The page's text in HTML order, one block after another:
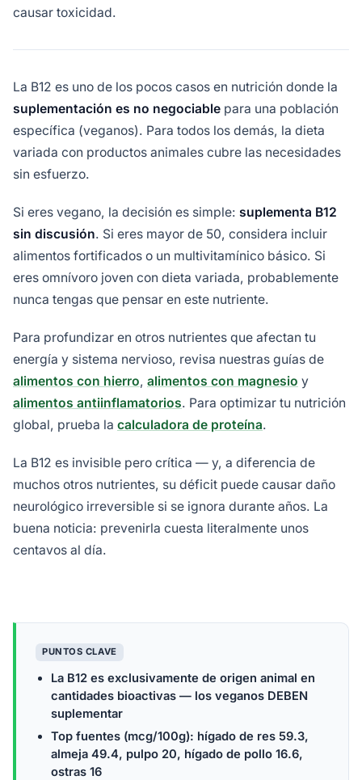
causar toxicidad.
La B12 es uno de los pocos casos en nutrición donde la
suplementación es no negociable para una población
específica (veganos). Para todos los demás, la dieta
variada con productos animales cubre las necesidades
sin esfuerzo.
Si eres vegano, la decisión es simple: suplementa B12
sin discusión. Si eres mayor de 50, considera incluir
alimentos fortificados o un multivitamínico básico. Si
eres omnívoro joven con dieta variada, probablemente
nunca tengas que pensar en este nutriente.
Para profundizar en otros nutrientes que afectan tu
energía y sistema nervioso, revisa nuestras guías de
alimentos con hierro, alimentos con magnesio y
alimentos antiinflamatorios. Para optimizar tu nutrición
global, prueba la calculadora de proteína.
La B12 es invisible pero crítica — y, a diferencia de
muchos otros nutrientes, su déficit puede causar daño
neurológico irreversible si se ignora durante años. La
buena noticia: prevenirla cuesta literalmente unos
centavos al día.
PUNTOS CLAVE
La B12 es exclusivamente de origen animal en
cantidades bioactivas — los veganos DEBEN
suplementar
Top fuentes (mcg/100g): hígado de res 59.3,
almeja 49.4, pulpo 20, hígado de pollo 16.6,
ostras 16